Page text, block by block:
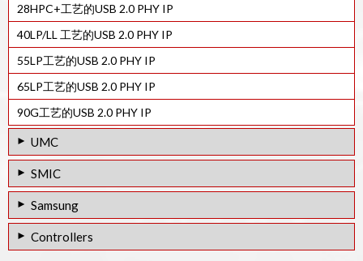
28HPC+工艺的USB 2.0 PHY IP
40LP/LL 工艺的USB 2.0 PHY IP
55LP工艺的USB 2.0 PHY IP
65LP工艺的USB 2.0 PHY IP
90G工艺的USB 2.0 PHY IP
UMC
28HPC工艺的USB 3.2 GEN2 PHY IP
28HPC工艺的USB 2.0 PHY IP
55SP/EF工艺的USB 2.0 PHY IP
40SP 工艺的USB 3.0 PHY IP
SMIC
USB 3.1 Type-C PHY IP in 12SF++
14SF+工艺的USB 3.0 PHY IP
12SF++工艺的USB 3.0/ PCIe 2.0/ SATA 3.0 Combo PHY IP
Samsung
8LPP工艺的USB 3.0/ PCIe 3.0/ SATA 3.0组合PHY IP
Controllers